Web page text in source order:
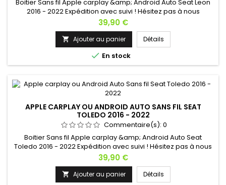
Boitier Sans fil Apple carplay &amp; Android Auto Seat Leon
2016 - 2022 Expédition avec suivi ! Hésitez pas à nous
contacter si vous avez une question !
Prix
39,90 €
 Ajouter au panier Détails
 En stock
APPLE CARPLAY OU ANDROID AUTO SANS FIL SEAT
TOLEDO 2016 - 2022
Commentaire(s): 0
Boitier Sans fil Apple carplay &amp; Android Auto Seat
Toledo 2016 - 2022 Expédition avec suivi ! Hésitez pas à nous
contacter si vous avez une question !
Prix
39,90 €
 Ajouter au panier Détails